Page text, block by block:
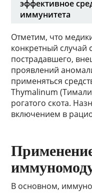
эффективное
иммунитета
Отметим, что
конкретный случай
пострадавшего,
проявлений
применяться
Thymalinum
рогатого скота.
включением в
В основном,